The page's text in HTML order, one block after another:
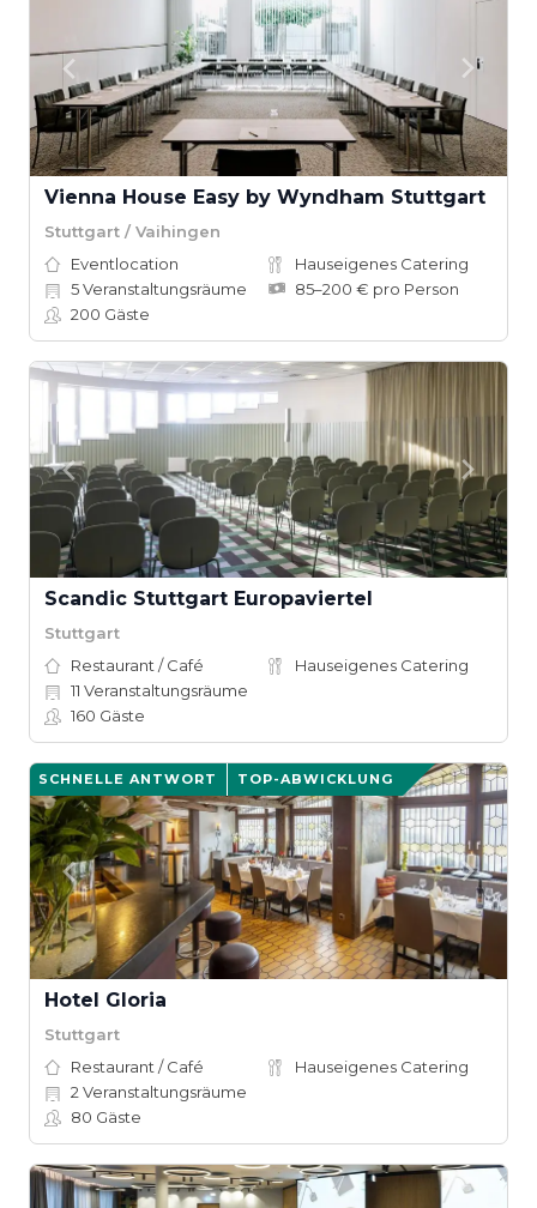
Vienna House Easy by Wyndham Stuttgart
Stuttgart / Vaihingen
Eventlocation
Hauseigenes Catering
5Veranstaltungsräume
85–200 € pro Person
200 Gäste
Scandic Stuttgart Europaviertel
Stuttgart
Restaurant / Café
Hauseigenes Catering
11 Veranstaltungsräume
160 Gäste
SCHNELLE ANTWORT TOP-ABWICKLUNG
Hotel Gloria
Stuttgart
Restaurant / Café
Hauseigenes Catering
2 Veranstaltungsräume
80 Gäste